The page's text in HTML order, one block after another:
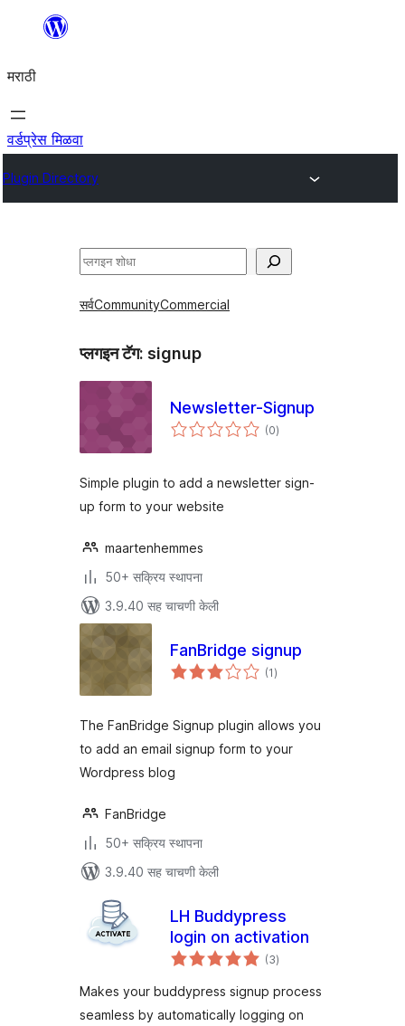
सामुग्रीवर
मराठी
वर्डप्रेस मिळवा
Plugin Directory
शोधा
सर्वCommunityCommercial
प्लगइन टॅग: signup
Newsletter-Signup
(0एकूण
मूल्यांकन
)
Simple plugin to add a newsletter sign-
up form to your website
maartenhemmes
50+ सक्रिय स्थापना
3.9.40 सह चाचणी केली
FanBridge signup
(1एकूण
मूल्यांकन
)
The FanBridge Signup plugin allows you
to add an email signup form to your
Wordpress blog
FanBridge
50+ सक्रिय स्थापना
3.9.40 सह चाचणी केली
LH Buddypress
login on activation
(3एकूण
मूल्यांकन
)
Makes your buddypress signup process
seamless by automatically logging on